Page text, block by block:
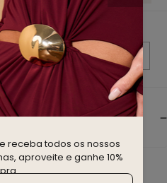
receba todos os nossos
aproveite e ganhe 10%